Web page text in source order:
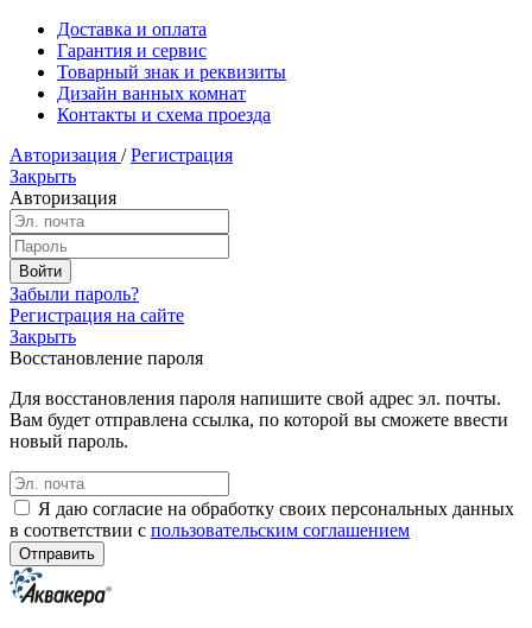
Доставка и оплата
Гарантия и сервис
Товарный знак и реквизиты
Дизайн ванных комнат
Контакты и схема проезда
Авторизация / Регистрация
Закрыть
Авторизация
Забыли пароль?
Регистрация на сайте
Закрыть
Восстановление пароля
Для восстановления пароля напишите свой адрес эл. почты.
Вам будет отправлена ссылка, по которой вы сможете ввести
новый пароль.
Я даю согласие на обработку своих персональных данных
в соответствии с пользовательским соглашением